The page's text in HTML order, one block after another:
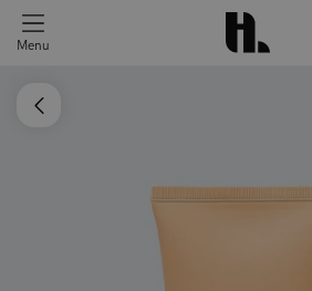
Menu